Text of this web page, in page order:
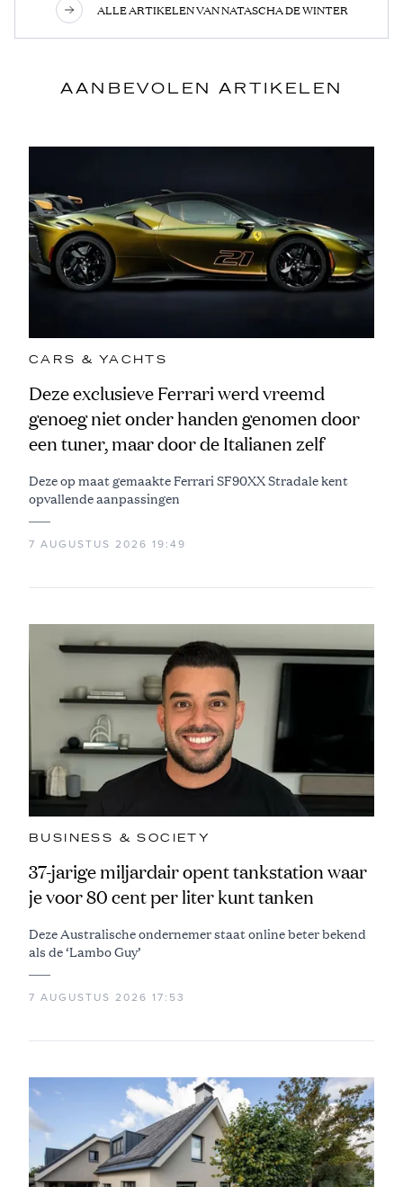
ALLE ARTIKELEN VAN NATASCHA DE WINTER
AANBEVOLEN ARTIKELEN
CARS & YACHTS
Deze exclusieve Ferrari werd vreemd
genoeg niet onder handen genomen door
een tuner, maar door de Italianen zelf
Deze op maat gemaakte Ferrari SF90XX Stradale kent
opvallende aanpassingen
7 AUGUSTUS 2026 19:49
BUSINESS & SOCIETY
37-jarige miljardair opent tankstation waar
je voor 80 cent per liter kunt tanken
Deze Australische ondernemer staat online beter bekend
als de ‘Lambo Guy’
7 AUGUSTUS 2026 17:53